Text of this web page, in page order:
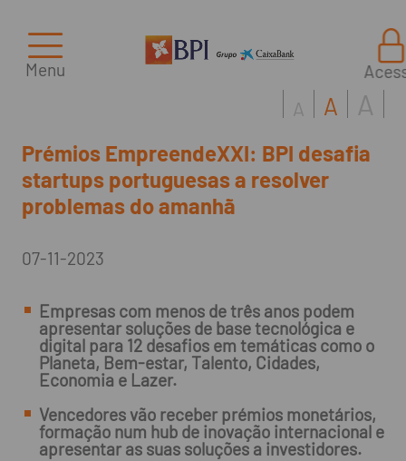
Menu
Prémios EmpreendeXXI: BPI desafia
startups portuguesas a resolver
problemas do amanhã
A A A
07-11-2023
Empresas com menos de três anos podem
apresentar soluções de base tecnológica e
digital para 12 desafios em temáticas como o
Planeta, Bem-estar, Talento, Cidades,
Economia e Lazer.
Vencedores vão receber prémios monetários,
formação num hub de inovação internacional e
apresentar as suas soluções a investidores.